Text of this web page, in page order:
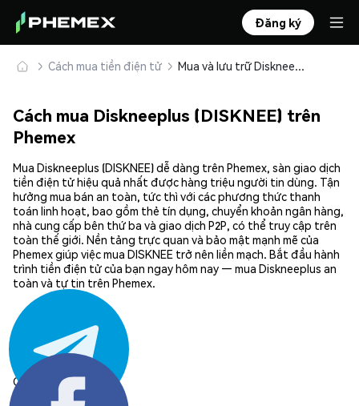
Đăng ký
Cách mua tiền điện tử Mua và lưu trữ Diskneeplus (DISKNEE) an toàn
Cách mua Diskneeplus (DISKNEE) trên
Phemex
Mua Diskneeplus (DISKNEE) dễ dàng trên Phemex, sàn giao dịch
tiền điện tử hiệu quả nhất được hàng triệu người tin dùng. Tận
hưởng mua bán an toàn, tức thì với các phương thức thanh
toán linh hoạt, bao gồm thẻ tín dụng, chuyển khoản ngân hàng,
nhà cung cấp bên thứ ba và giao dịch P2P, có thể truy cập trên
toàn thế giới. Nền tảng trực quan và bảo mật mạnh mẽ của
Phemex giúp việc mua DISKNEE trở nên liền mạch. Bắt đầu hành
trình tiền điện tử của bạn ngay hôm nay — mua Diskneeplus an
toàn và tự tin trên Phemex.
Chia sẻ: